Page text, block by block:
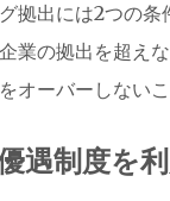
拠出には2つの条
業の拠出を超え
オーバーしないこ
遇制度を